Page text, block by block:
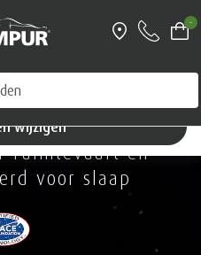
-
wijzigen
ruimtevaart en
voor slaap